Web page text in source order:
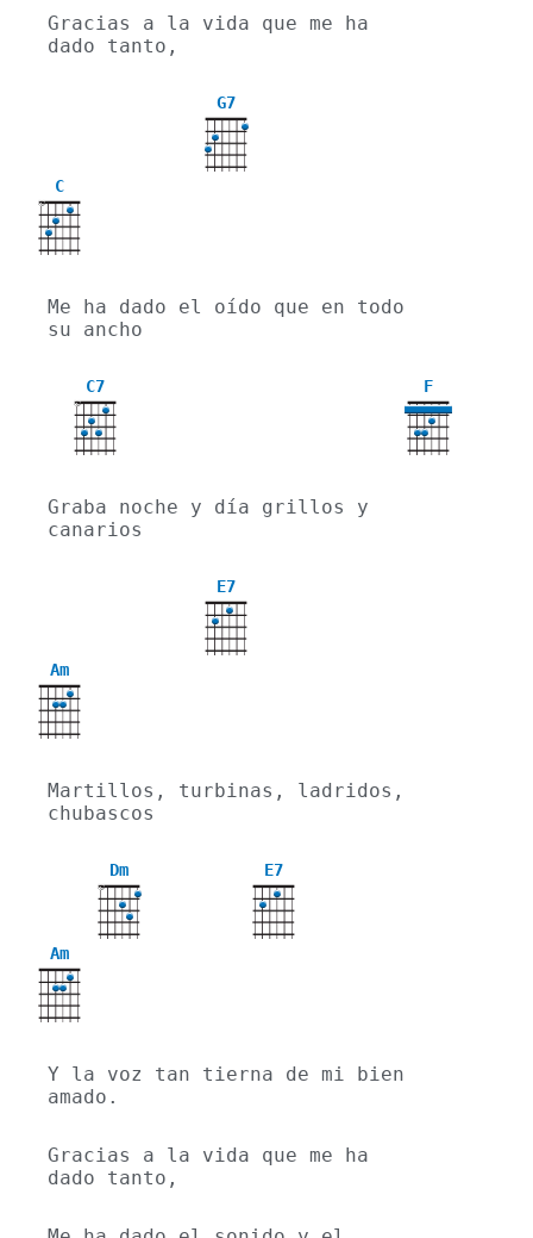
Gracias a la vida que me ha
dado tanto,
G7
C
X
Me ha dado el oído que en todo
su ancho
C7
X
F
Graba noche y día grillos y
canarios
E7
Am
Martillos, turbinas, ladridos,
chubascos
Dm
X
E7
Am
Y la voz tan tierna de mi bien
amado.
Gracias a la vida que me ha
dado tanto,